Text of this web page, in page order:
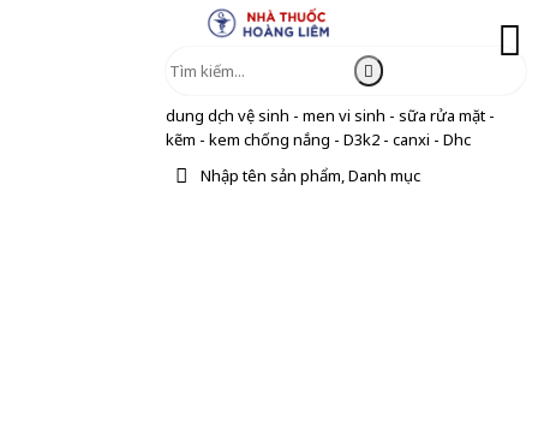
dung dịch vệ sinh - men vi sinh - sữa rửa mặt -
kẽm - kem chống nắng - D3k2 - canxi - Dhc
Nhập tên sản phẩm, Danh mục